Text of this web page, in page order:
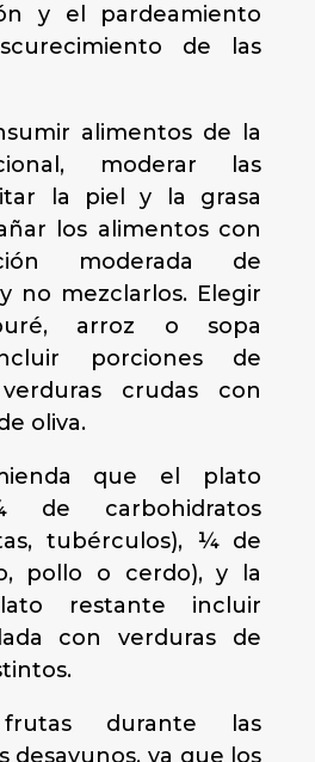
y el pardeamiento
de las
alimentos de la
moderar las
la piel y la grasa
los alimentos con
moderada de
no mezclarlos. Elegir
arroz o sopa
porciones de
crudas con
oliva.
que el plato
de carbohidratos
tubérculos), ¼ de
pollo o cerdo), y la
restante incluir
con verduras de
durante las
desayunos, ya que los